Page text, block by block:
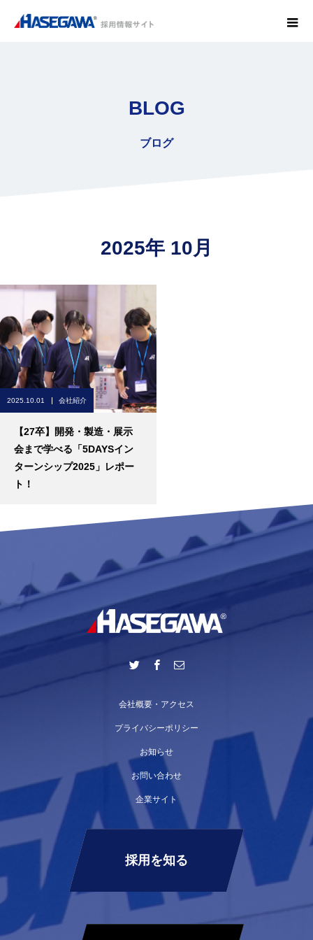
BLOG
ブログ
2025年 10月
2025.10.01 会社紹介
【27卒】開発・製造・展示
会まで学べる「5DAYSイン
ターンシップ2025」レポー
ト！
会社概要・アクセス
プライバシーポリシー
お知らせ
お問い合わせ
企業サイト
採用を知る